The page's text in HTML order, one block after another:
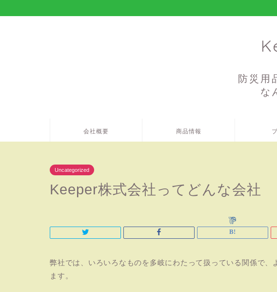
防災用
な
会社概要 商品情報
Uncategorized
Keeper株式会社ってどんな会社
弊社では、いろいろなものを多岐にわたって扱っている関係で、
ます。